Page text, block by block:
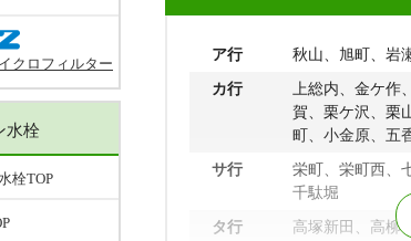
ア行 秋山、旭町、岩
カ行
上総内、金ケ作
賀、栗ケ沢、栗
町、小金原、五
サ行
栄町、栄町西、
千駄堀
タ行
高塚新田、高柳
クロフィルター
水栓
栓TOP